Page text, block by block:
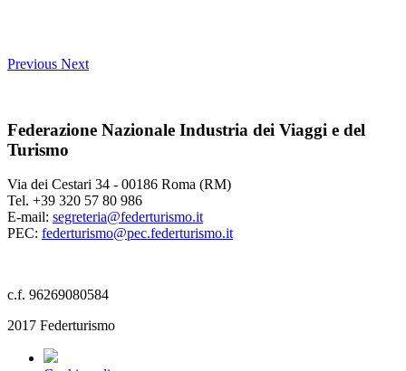
Previous Next
Federazione Nazionale Industria dei Viaggi e del
Turismo
Via dei Cestari 34 - 00186 Roma (RM)
Tel. +39 320 57 80 986
E-mail: segreteria@federturismo.it
PEC: federturismo@pec.federturismo.it
c.f. 96269080584
2017 Federturismo